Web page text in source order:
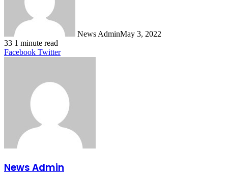
News AdminMay 3, 2022
33 1 minute read
Facebook TwitterLinkedIn
Tumblr
Pinterest
Reddit
VKontakte
Share
Print
News Admin